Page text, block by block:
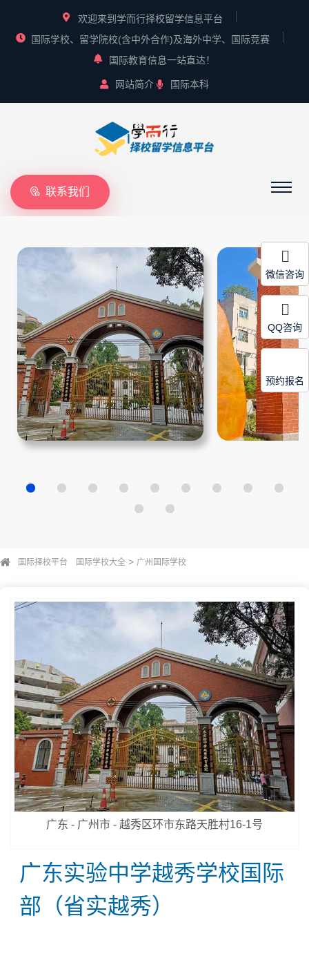
欢迎来到学而行择校留学信息平台
国际学校、留学院校(含中外合作)及海外中学、国际竞赛
国际教育信息一站直达！
网站简介 国际本科
联系我们
国际择校平台 国际学校大全 > 广州国际学校
广东 - 广州市 - 越秀区环市东路天胜村16-1号
广东实验中学越秀学校国际
部（省实越秀）
微信咨询
QQ咨询
预约报名